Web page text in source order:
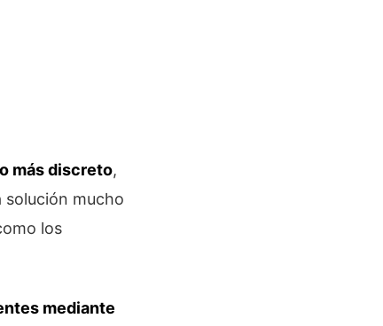
más discreto,
solución mucho
los
mediante